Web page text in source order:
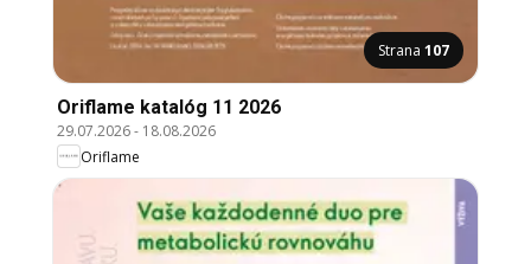
Strana 107
Oriflame katalóg 11 2026
29.07.2026- 18.08.2026
Oriflame